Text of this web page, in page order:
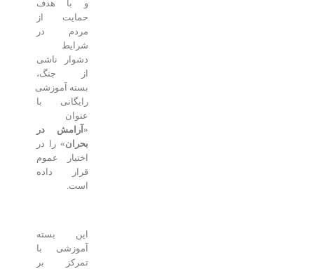
و با هدف
حمایت از
مردم در
شرایط
دشوار ناشی
از جنگ،
بسته آموزشی
رایگانی با
آرامش در
» را در
اختیار عموم
قرار داده
این بسته
آموزشی با
تمرکز بر